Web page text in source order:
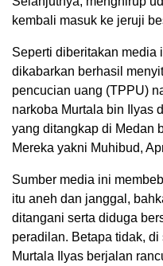
kembali masuk ke jeruji
Seperti diberitakan media
dikabarkan berhasil
pencucian uang (TPPU)
narkoba Murtala bin Ilyas
yang ditangkap di Medan
Mereka yakni Muhibud,
Sumber media ini
itu aneh dan janggal,
ditangani serta diduga
peradilan. Betapa tidak,
Murtala Ilyas berjalan